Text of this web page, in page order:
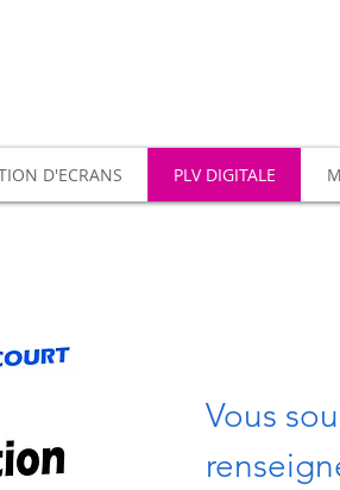
D'ECRANS PLV DIGITALE
Vous